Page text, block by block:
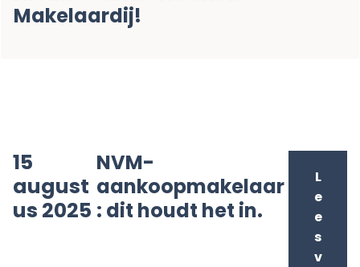
Makelaardij!
15
august
us 2025
NVM-
aankoopmakelaar
: dit houdt het in.
L
e
e
s
v